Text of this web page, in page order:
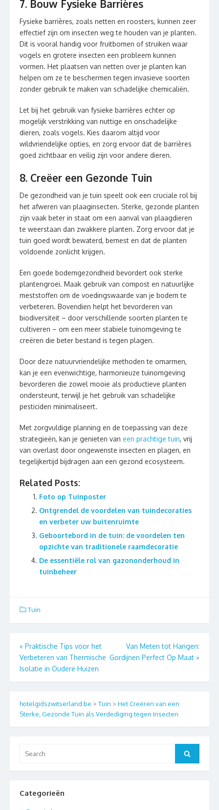
7. Bouw Fysieke Barrières
Fysieke barrières, zoals netten en roosters, kunnen zeer
effectief zijn om insecten weg te houden van je planten.
Dit is vooral handig voor fruitbomen of struiken waar
vogels en grotere insecten een probleem kunnen
vormen. Het plaatsen van netten over je planten kan
helpen om ze te beschermen tegen invasieve soorten
zonder gebruik te maken van schadelijke chemicaliën.
Let bij het gebruik van fysieke barrières echter op
mogelijk verstrikking van nuttige en onschadelijke
dieren, zoals vogels. Kies daarom altijd voor
wildvriendelijke opties, en zorg ervoor dat de barrières
goed zichtbaar en veilig zijn voor andere dieren.
8. Creëer een Gezonde Tuin
De gezondheid van je tuin speelt ook een cruciale rol bij
het afweren van plaaginsecten. Sterke, gezonde planten
zijn vaak beter in staat om een aanval van plaagdieren
te weerstaan dan zwakkere planten. Zorg ervoor dat je
tuin goed wordt bewaterd, bemest en dat de planten
voldoende zonlicht krijgen.
Een goede bodemgezondheid bevordert ook sterke
plantengroei. Maak gebruik van compost en natuurlijke
meststoffen om de voedingswaarde van je bodem te
verbeteren. Bovendien helpt het bevorderen van
biodiversiteit – door verschillende soorten planten te
cultiveren – om een meer stabiele tuinomgeving te
creëren die beter bestand is tegen plagen.
Door deze natuurvriendelijke methoden te omarmen,
kan je een evenwichtige, harmonieuze tuinomgeving
bevorderen die zowel mooie als productieve planten
ondersteunt, terwijl je het gebruik van schadelijke
pesticiden minimaliseert.
Met zorgvuldige planning en de toepassing van deze
strategieën, kan je genieten van een prachtige tuin, vrij
van overlast door ongewenste insecten en plagen, en
tegelijkertijd bijdragen aan een gezond ecosysteem.
Related Posts:
Foto op Tuinposter
Ontgrendel de voordelen van tuindecoraties
en verbeter uw buitenruimte
Geboortebord in de tuin: de voordelen ten
opzichte van traditionele raamdecoratie
De essentiële rol van gazononderhoud in
tuinbeheer
Tuin
Berichtnavigatie
« Praktische Tips voor het
Verbeteren van Thermische
Isolatie in Oudere Huizen
Van Meten tot Hangen:
Gordijnen Perfect Op Maat »
hotelgidszwitserland.be > Tuin > Het Creëren van een
Sterke, Gezonde Tuin als Verdediging tegen Insecten
for:
Search
Categorieën